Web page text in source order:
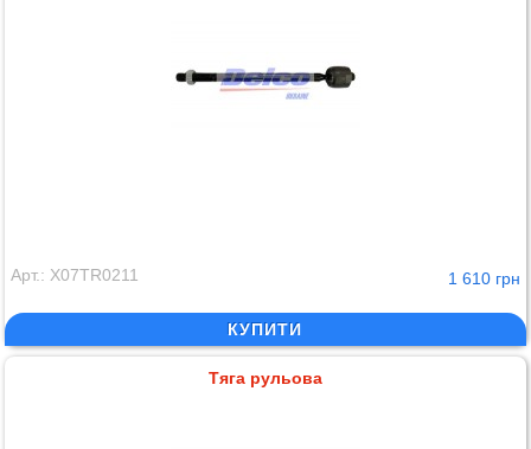
Арт.: X07TR0211 1 610 грн
КУПИТИ
Тяга рульова